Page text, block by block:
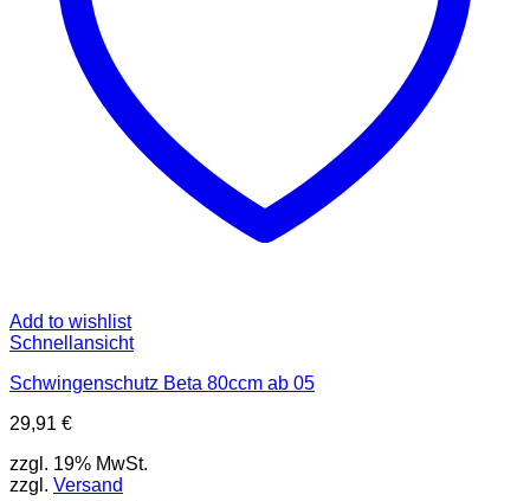
Add to wishlist
Schnellansicht
Schwingenschutz Beta 80ccm ab 05
29,91 €
zzgl. 19% MwSt.
zzgl. Versand